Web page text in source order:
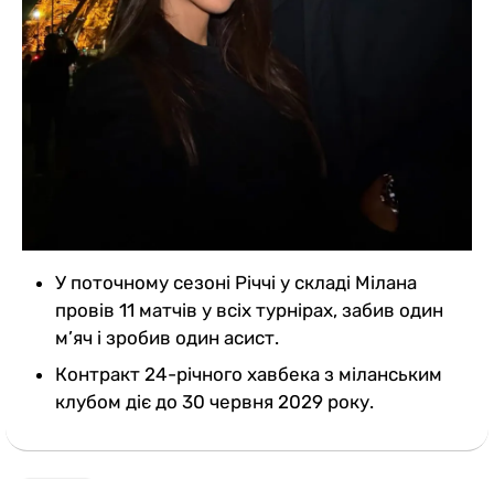
У поточному сезоні Річчі у складі Мілана
провів 11 матчів у всіх турнірах, забив один
м’яч і зробив один асист.
Контракт 24-річного хавбека з міланським
клубом діє до 30 червня 2029 року.